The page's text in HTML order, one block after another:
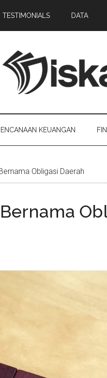
TESTIMONIALS DATA
KEUANGAN
Obligasi Daerah